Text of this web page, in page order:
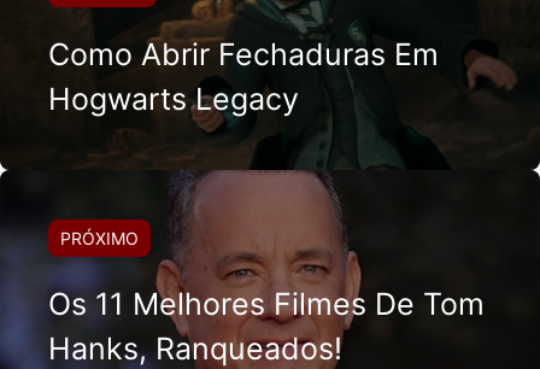
Como Abrir Fechaduras Em
Hogwarts Legacy
PRÓXIMO
Os 11 Melhores Filmes De Tom
Hanks, Ranqueados!